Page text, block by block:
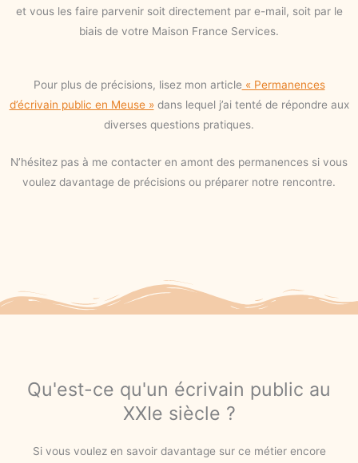
et vous les faire parvenir soit directement par e-mail, soit par le
biais de votre Maison France Services.
Pour plus de précisions, lisez mon article « Permanences
d’écrivain public en Meuse »dans lequel j’ai tenté de répondre aux
diverses questions pratiques.
N’hésitez pas à me contacter en amont des permanences si vous
voulez davantage de précisions ou préparer notre rencontre.
Qu'est-ce qu'un écrivain public au
XXIe siècle ?
Si vous voulez en savoir davantage sur ce métier encore